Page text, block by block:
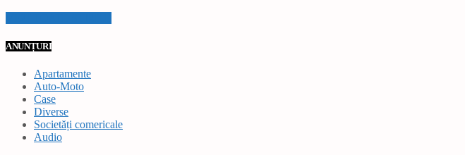
ANUNȚURI
Apartamente
Auto-Moto
Case
Diverse
Societăți comericale
Audio